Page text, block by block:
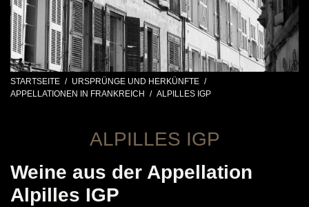
STARTSEITE / URSPRÜNGE UND HERKÜNFTE /
APPELLATIONEN IN FRANKREICH
/ ALPILLES IGP
ALPILLES IGP
Weine aus der Appellation
Alpilles IGP